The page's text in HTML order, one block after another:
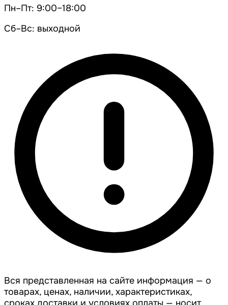
Пн–Пт: 9:00–18:00
Сб–Вс: выходной
Вся представленная на сайте информация — о
товарах, ценах, наличии, характеристиках,
сроках доставки и условиях оплаты — носит